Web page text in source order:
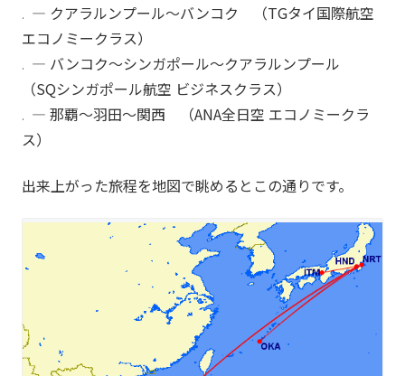
.
— クアラルンプール～バンコク （TGタイ国際航空
エコノミークラス）
.
— バンコク～シンガポール～クアラルンプール
（SQシンガポール航空 ビジネスクラス）
.
— 那覇～羽田～関西 （ANA全日空 エコノミークラ
ス）
出来上がった旅程を地図で眺めるとこの通りです。